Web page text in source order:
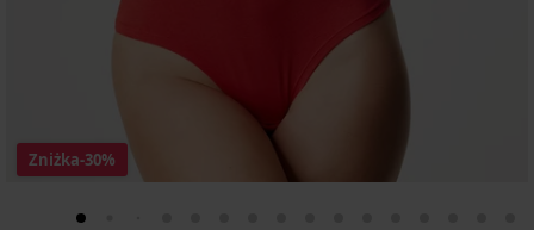
Zniżka-30%